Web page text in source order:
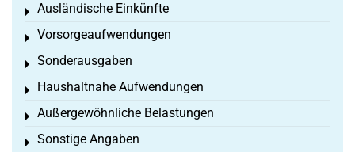
Ausländische Einkünfte
Toggle menu
Vorsorgeaufwendungen
Toggle menu
Sonderausgaben
Toggle menu
Haushaltnahe Aufwendungen
Toggle menu
Außergewöhnliche Belastungen
Toggle menu
Sonstige Angaben
Toggle menu